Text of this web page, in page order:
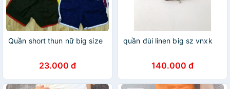
Quần short thun nữ big size
23.000 đ
quần đùi linen big sz vnxk
140.000 đ